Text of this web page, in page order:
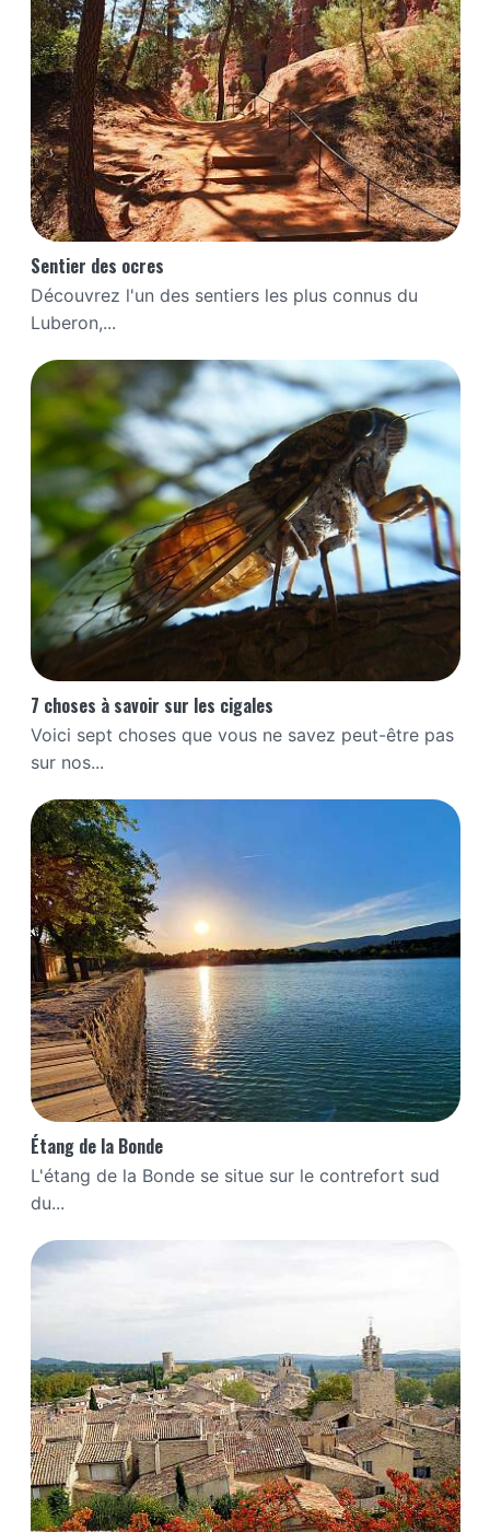
Sentier des ocres
Découvrez l'un des sentiers les plus connus du
Luberon,...
7 choses à savoir sur les cigales
Voici sept choses que vous ne savez peut-être pas
sur nos...
Étang de la Bonde
L'étang de la Bonde se situe sur le contrefort sud
du...